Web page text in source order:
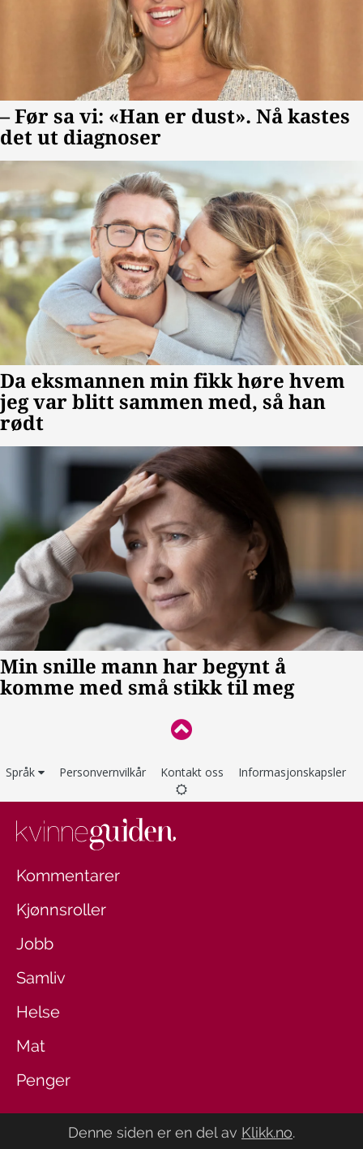
Språk Personvernvilkår Kontakt oss Informasjonskapsler
Kommentarer
Kjønnsroller
Jobb
Samliv
Helse
Mat
Penger
Denne siden er en del av Klikk.no.